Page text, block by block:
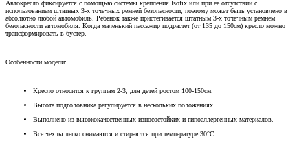
Автокресло фиксируется с помощью системы крепления Isofix или при ее отсутствии с
использованием штатных 3-х точечных ремней безопасности, поэтому может быть установлено в
абсолютно любой автомобиль. Ребенок также пристегивается штатным 3-х точечным ремнем
безопасности автомобиля. Когда маленький пассажир подрастет (от 135 до 150см) кресло можно
трансформировать в бустер.
Особенности модели:
Кресло относится к группам 2-3, для детей ростом 100-150см.
Высота подголовника регулируется в нескольких положениях.
Выполнено из высококачественных износостойких и гипоаллергенных материалов.
Все чехлы легко снимаются и стираются при температуре 30°C.